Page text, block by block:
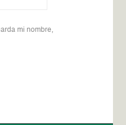
mi nombre,